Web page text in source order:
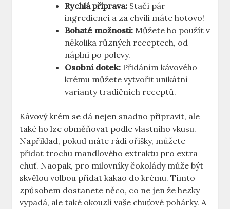
Rychlá příprava: Stačí pár
ingrediencí a za chvíli máte hotovo!
Bohaté možnosti: Můžete ho použít v
několika různých receptech, od
náplní po polevy.
Osobní dotek: Přidáním kávového
krému můžete vytvořit unikátní
varianty tradičních receptů.
Kávový krém se dá nejen snadno připravit, ale
také ho lze obměňovat podle vlastního vkusu.
Například, pokud máte rádi oříšky, můžete
přidat trochu mandlového extraktu pro extra
chuť. Naopak, pro milovníky čokolády může být
skvělou volbou přidat kakao do krému. Tímto
způsobem dostanete něco, co ne jen že hezky
vypadá, ale také okouzlí vaše chuťové pohárky. A